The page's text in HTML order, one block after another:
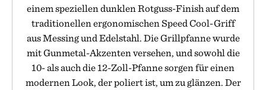
einem speziellen dunklen Rotguss-Finish auf dem
traditionellen ergonomischen Speed Cool-Griff
aus Messing und Edelstahl. Die Grillpfanne wurde
mit Gunmetal-Akzenten versehen, und sowohl die
10- als auch die 12-Zoll-Pfanne sorgen für einen
modernen Look, der poliert ist, um zu glänzen. Der